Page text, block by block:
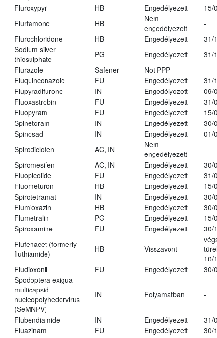
Fluroxypyr
HB Engedélyezett
15/
Flurtamone
HB
Nem
engedélyezett
-
Flurochloridone
HB Engedélyezett
31/
Sodium silver
thiosulphate
PG Engedélyezett
31/
Flurazole
Safener Not PPP
-
Fluquinconazole
FU Engedélyezett
31/
Flupyradifurone
IN Engedélyezett
09/
Fluoxastrobin
FU Engedélyezett
31/
Fluopyram
FU Engedélyezett
15/
Spinetoram
IN Engedélyezett
30/
Spinosad
IN Engedélyezett
01/
Spirodiclofen
AC, IN
Nem
engedélyezett
Spiromesifen
AC, IN Engedélyezett
30/
Fluopicolide
FU Engedélyezett
31/
Fluometuron
HB Engedélyezett
15/
Spirotetramat
IN Engedélyezett
30/
Flumioxazin
HB Engedélyezett
30/
Flumetralin
PG Engedélyezett
15/
Spiroxamine
FU Engedélyezett
30/
Flufenacet (formerly
fluthiamide)
HB Visszavont
10/
Fludioxonil
FU Engedélyezett
30/
Spodoptera exigua
multicapsid
nucleopolyhedorvirus
(SeMNPV)
IN Folyamatban -
Flubendiamide IN Engedélyezett
31/
Fluazinam
FU Engedélyezett
30/